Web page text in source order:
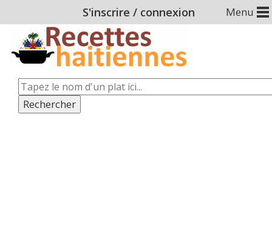
Menu
S'inscrire / connexion
Rechercher